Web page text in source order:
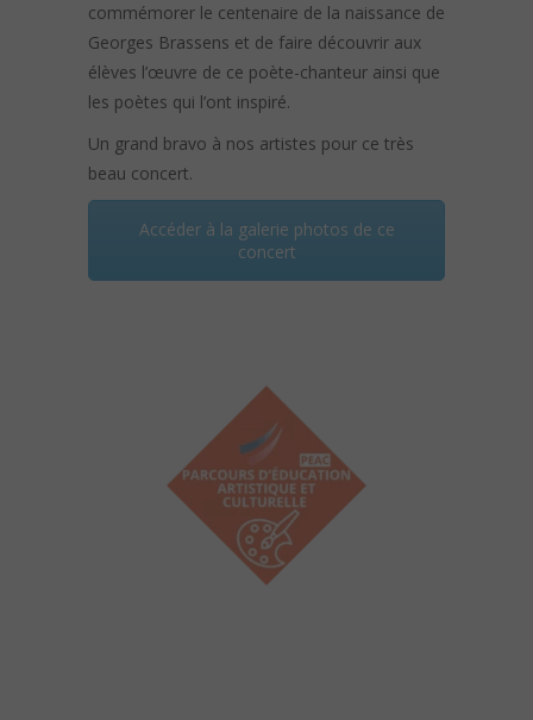
commémorer le centenaire de la naissance de
Georges Brassens et de faire découvrir aux
élèves l’œuvre de ce poète-chanteur ainsi que
les poètes qui l’ont inspiré.
Un grand bravo à nos artistes pour ce très
beau concert.
Accéder à la galerie photos de ce
concert